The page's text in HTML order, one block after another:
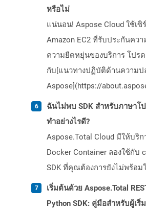
หรือไม่
แน่นอน! Aspose Cloud ใช้เซิ
Amazon EC2 ที่รับประกันคว
ความยืดหยุ่นของบริการ โปรด
กับ[แนวทางปฏิบัติด้านความป
Aspose](https://
ฉันไม่พบ SDK สำหรับภาษาโ
ทำอย่างไรดี?
Aspose.Total Cloud มีให้บริ
Docker Container ลองใช้กับ
SDK ที่คุณต้องการยังไม่พร้อม
เริ่มต้นด้วย Aspose.Total
Python SDK: คู่มือสำหรับผู้เริ่